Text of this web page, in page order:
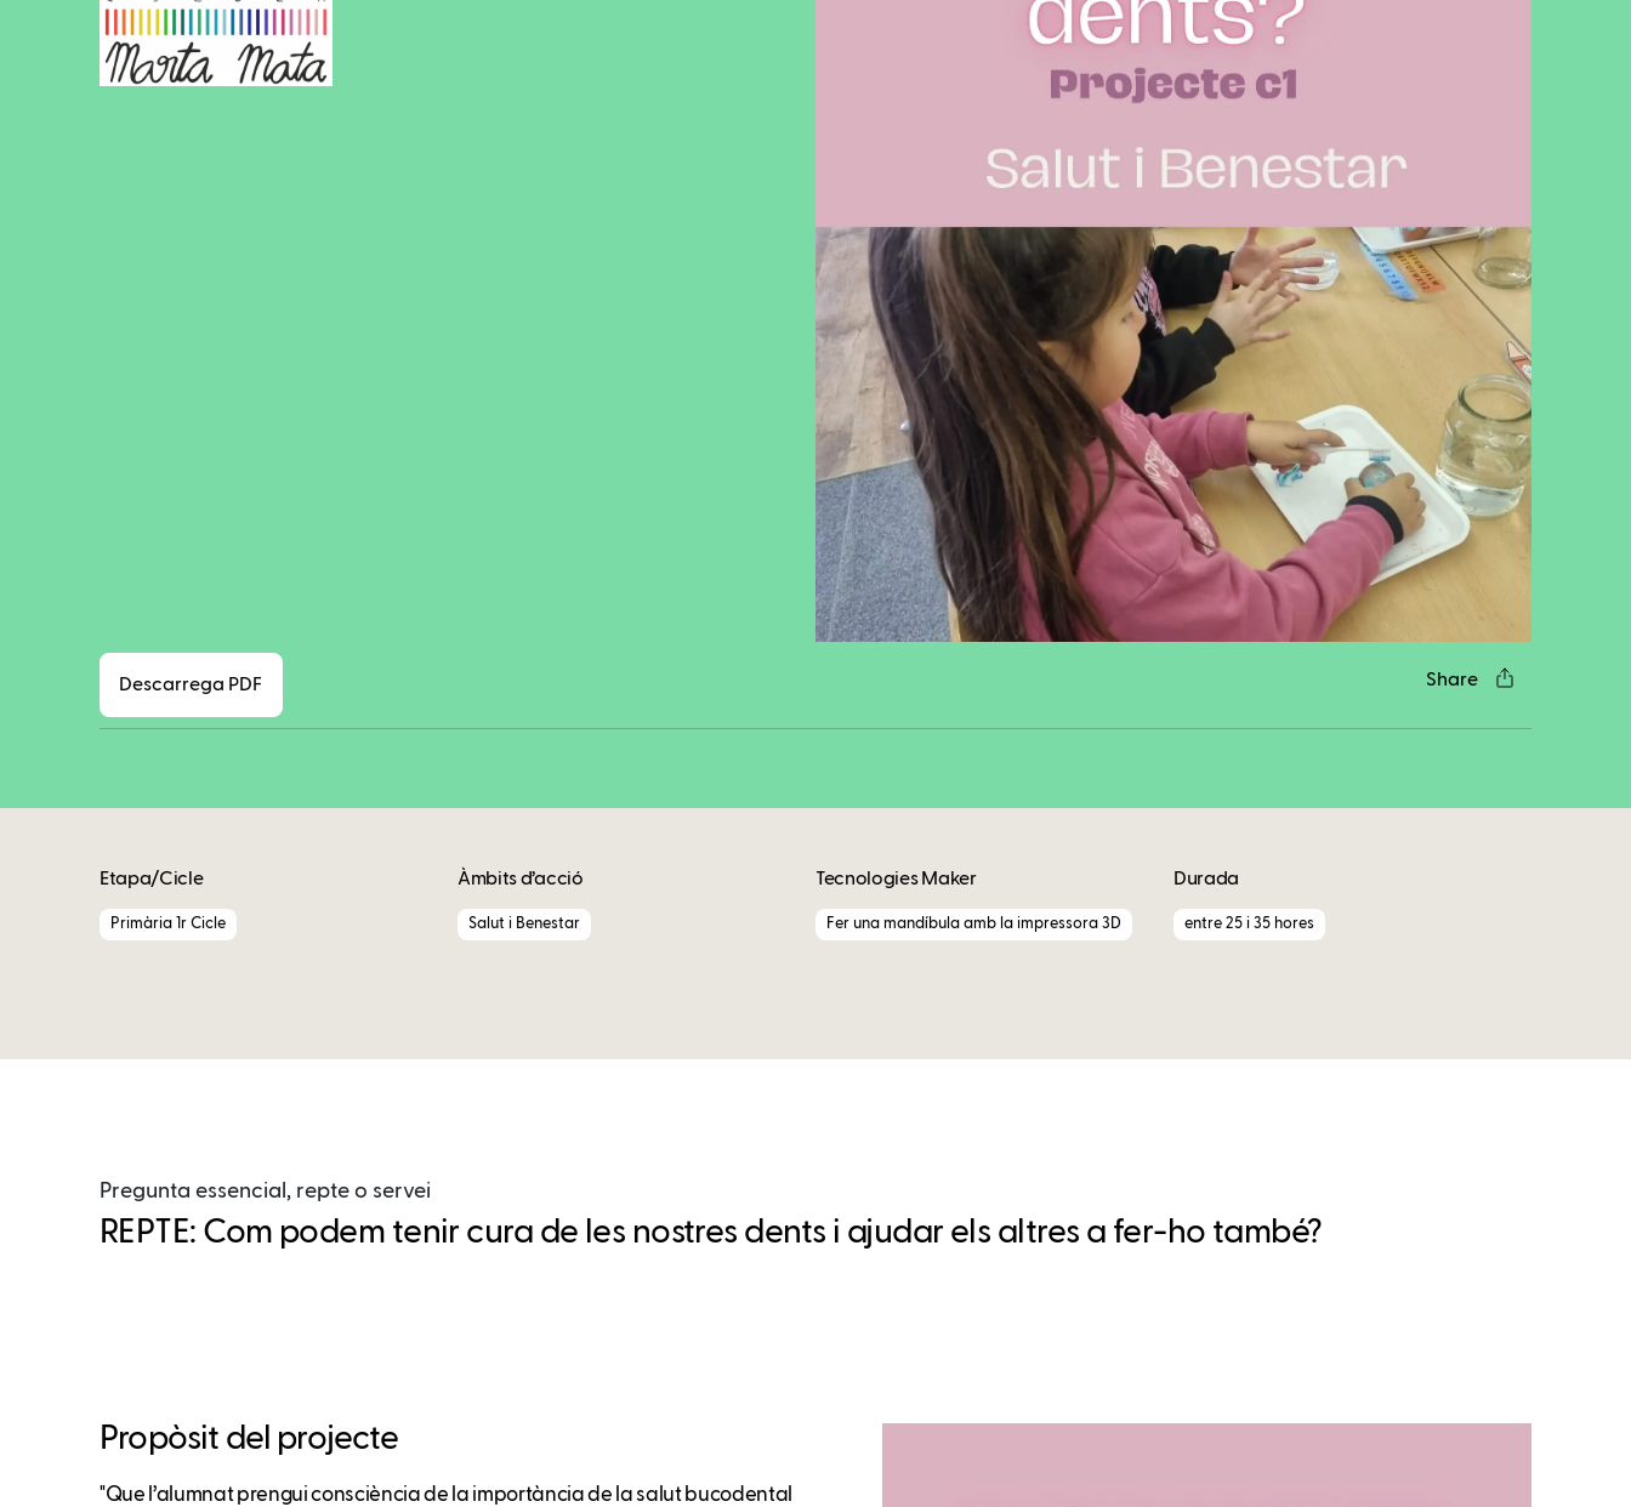
Descarrega PDF Share
Facebook
Twitter
LinkedIn
WhatsApp
Reddit
Gmail
Email
Etapa/Cicle
Primària 1r Cicle
Àmbits d’acció
Salut i Benestar
Tecnologies Maker
Fer una mandíbula amb la impressora 3D
Durada
entre 25 i 35 hores
Pregunta essencial, repte o servei
REPTE: Com podem tenir cura de les nostres dents i ajudar els altres a fer-ho també?
Propòsit del projecte
"Que l’alumnat prengui consciència de la importància de la salut bucodental